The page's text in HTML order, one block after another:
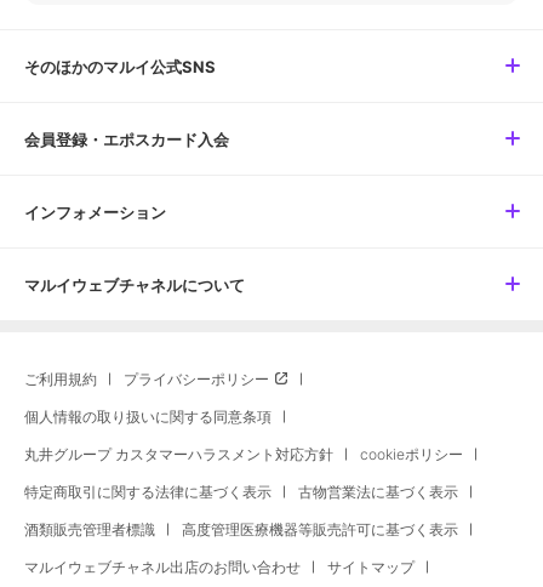
そのほかのマルイ公式SNS
会員登録・エポスカード入会
インフォメーション
マルイウェブチャネルについて
ご利用規約 プライバシーポリシー
個人情報の取り扱いに関する同意条項
丸井グループ カスタマーハラスメント対応方針 cookieポリシー
特定商取引に関する法律に基づく表示 古物営業法に基づく表示
酒類販売管理者標識 高度管理医療機器等販売許可に基づく表示
マルイウェブチャネル出店のお問い合わせ サイトマップ